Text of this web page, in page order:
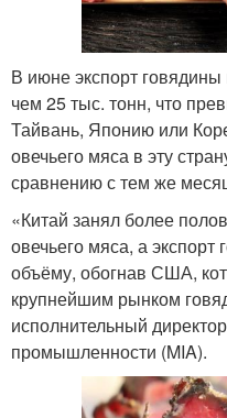
В июне экспорт
чем 25 тыс. тонн, что
Тайвань, Японию или
овечьего мяса в эту
сравнению с тем же
«Китай занял более
овечьего мяса, а
объёму, обогнав США,
крупнейшим рынком
исполнительный
промышленности (MIA).